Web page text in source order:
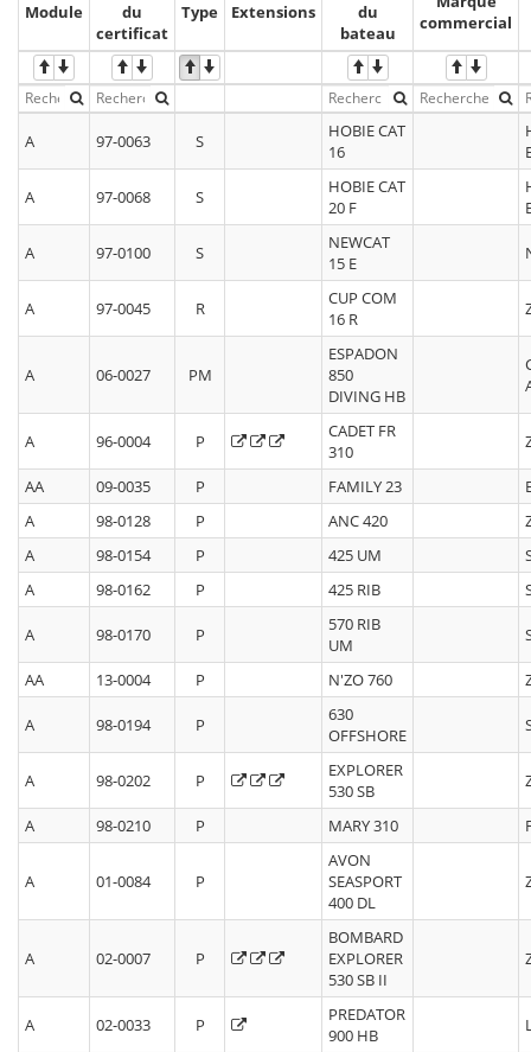
Module
du
certificat
Type Extensions
du
bateau
commercial
A 97-0063 S
HOBIE CAT
16
A 97-0068 S
HOBIE CAT
20 F
A 97-0100 S
NEWCAT
15 E
A 97-0045 R
CUP COM
16 R
A 06-0027 PM
ESPADON
850
DIVING HB
A 96-0004 P
CADET FR
310
AA 09-0035 P FAMILY 23
A
98-0128 P ANC 420
A
98-0154 P 425 UM
A
98-0162 P 425 RIB
A 98-0170 P
570 RIB
UM
AA 13-0004 P N'ZO 760
A 98-0194 P
630
OFFSHORE
A 98-0202 P
EXPLORER
530 SB
A 98-0210 P MARY 310
A 01-0084 P
AVON
SEASPORT
400 DL
A 02-0007 P
BOMBARD
EXPLORER
530 SB II
A 02-0033 P
PREDATOR
900 HB